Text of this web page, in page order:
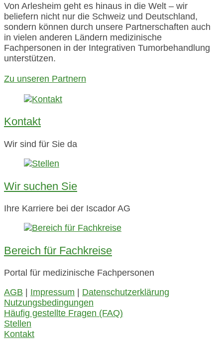
Von Arlesheim geht es hinaus in die Welt – wir
beliefern nicht nur die Schweiz und Deutschland,
sondern können durch unsere Partnerschaften auch
in vielen anderen Ländern medizinische
Fachpersonen in der Integrativen Tumorbehandlung
unterstützen.
Zu unseren Partnern
Kontakt
Wir sind für Sie da
Wir suchen Sie
Ihre Karriere bei der Iscador AG
Bereich für Fachkreise
Portal für medizinische Fachpersonen
AGB
Impressum
Datenschutzerklärung
Nutzungsbedingungen
Häufig gestellte Fragen (FAQ)
Stellen
Kontakt